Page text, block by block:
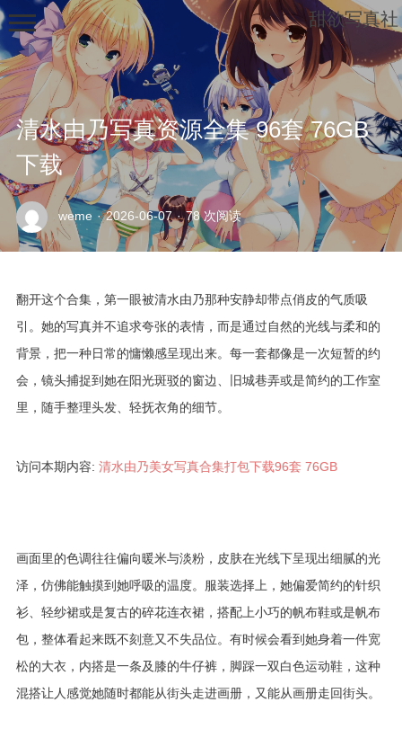
清水由乃写真资源全集 96套 76GB
下载
weme · 2026-06-07 · 78 次阅读
翻开这个合集，第一眼被清水由乃那种安静却带点俏皮的气质吸
引。她的写真并不追求夸张的表情，而是通过自然的光线与柔和的
背景，把一种日常的慵懒感呈现出来。每一套都像是一次短暂的约
会，镜头捕捉到她在阳光斑驳的窗边、旧城巷弄或是简约的工作室
里，随手整理头发、轻抚衣角的细节。
访问本期内容: 清水由乃美女写真合集打包下载96套 76GB
画面里的色调往往偏向暖米与淡粉，皮肤在光线下呈现出细腻的光
泽，仿佛能触摸到她呼吸的温度。服装选择上，她偏爱简约的针织
衫、轻纱裙或是复古的碎花连衣裙，搭配上小巧的帆布鞋或是帆布
包，整体看起来既不刻意又不失品位。有时候会看到她身着一件宽
松的大衣，内搭是一条及膝的牛仔裤，脚踩一双白色运动鞋，这种
混搭让人感觉她随时都能从街头走进画册，又能从画册走回街头。
甜欲写真社
示
例
面